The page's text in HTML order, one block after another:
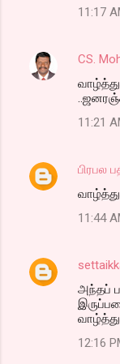
11:17
CS.
11:21
பிரபல
11:44
அந்தப்
12:16